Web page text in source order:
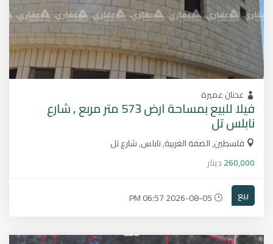
عدنان عميرة
فيلا للبيع بمساحة ارض 573 متر مربع , شارع
نابلس تل
فلسطين, الضفة الغربية, نابلس, شارع تل
260,000دينار
بيع